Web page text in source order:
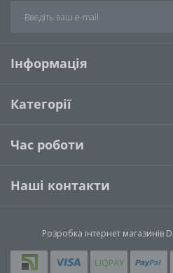
Інформація
Категорії
Час роботи
Наші контакти
Розробка інтернет магазинів